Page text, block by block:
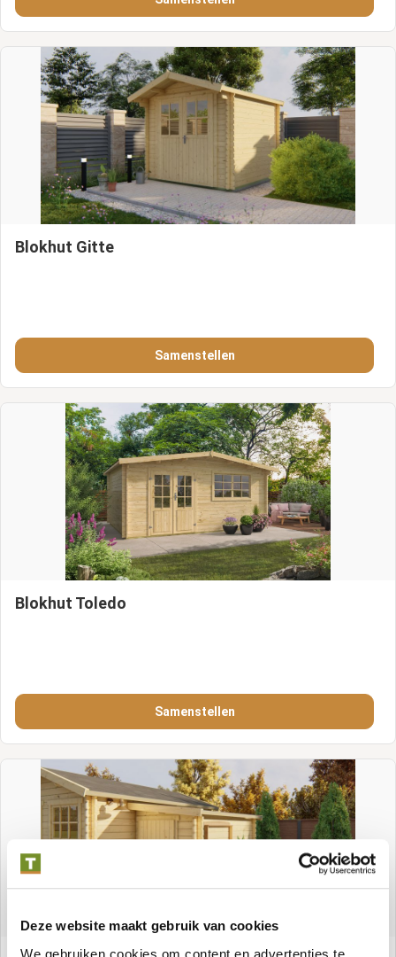
Deze website maakt gebruik van cookies
We gebruiken cookies om content en advertenties te
Blokhut Gitte
Samenstellen
Blokhut Toledo
Samenstellen